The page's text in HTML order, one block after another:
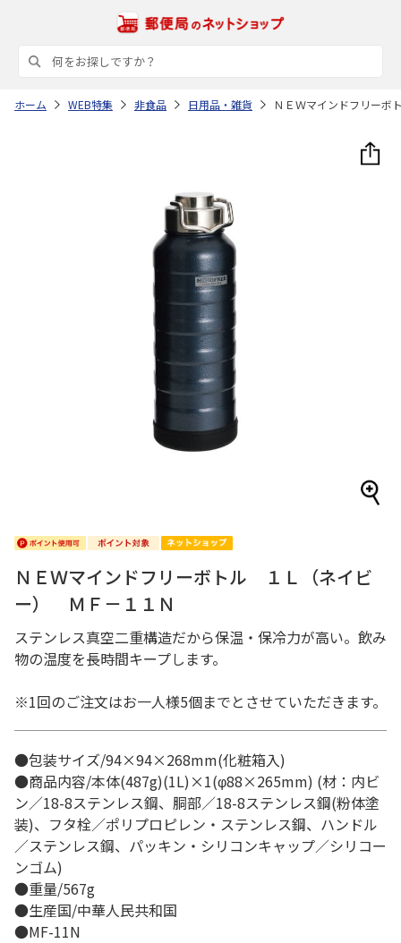
ホーム WEB特集 非食品 日用品・雑貨 ＮＥＷマインドフリー
ＮＥＷマインドフリーボトル １Ｌ（ネイビ
ー） ＭＦ－１１Ｎ
ステンレス真空二重構造だから保温・保冷力が高い。飲み
物の温度を長時間キープします。
※1回のご注文はお一人様5個までとさせていただきます。
●包装サイズ/94×94×268mm(化粧箱入)
●商品内容/本体(487g)(1L)×1(φ88×265mm) (材：内ビ
ン／18-8ステンレス鋼、胴部／18-8ステンレス鋼(粉体塗
装)、フタ栓／ポリプロピレン・ステンレス鋼、ハンドル
／ステンレス鋼、パッキン・シリコンキャップ／シリコー
ンゴム)
●重量/567g
●生産国/中華人民共和国
●MF-11N